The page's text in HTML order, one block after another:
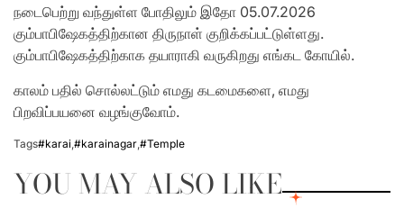
நடைபெற்று வந்துள்ள போதிலும் இதோ 05.07.2026
கும்பாபிஷேகத்திற்கான திருநாள் குறிக்கப்பட்டுள்ளது.
கும்பாபிஷேகத்திற்காக தயாராகி வருகிறது எங்கட கோயில்.
காலம் பதில் சொல்லட்டும் எமது கடமைகளை, எமது
பிறவிப்பயனை வழங்குவோம்.
Tags#karai,#karainagar,#Temple
YOU MAY ALSO LIKE